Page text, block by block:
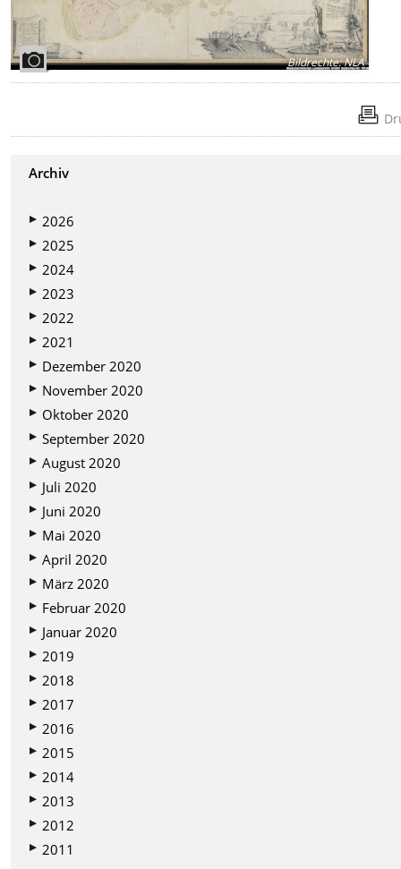
Bildrechte:NLA
Archiv
2026
2025
2024
2023
2022
2021
Dezember 2020
November 2020
Oktober 2020
September 2020
August 2020
Juli 2020
Juni 2020
Mai 2020
April 2020
März 2020
Februar 2020
Januar 2020
2019
2018
2017
2016
2015
2014
2013
2012
2011